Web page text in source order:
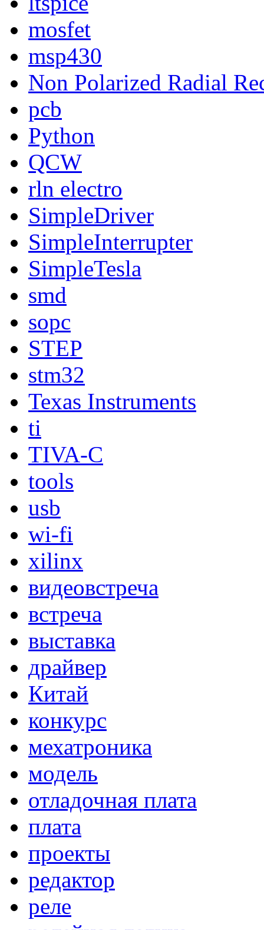
mosfet
msp430
Non Polarized Radial
pcb
Python
QCW
rln electro
SimpleDriver
SimpleInterrupter
SimpleTesla
smd
sopc
STEP
stm32
Texas Instruments
ti
TIVA-C
tools
usb
wi-fi
xilinx
видеовстреча
встреча
выставка
драйвер
Китай
конкурс
мехатроника
модель
отладочная плата
плата
проекты
редактор
реле